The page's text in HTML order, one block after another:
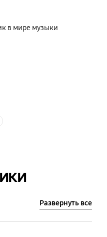
в мире музыки
Развернуть все